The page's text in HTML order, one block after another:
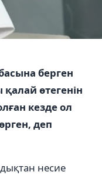
берген
өтегенін
кезде ол
деп
несие